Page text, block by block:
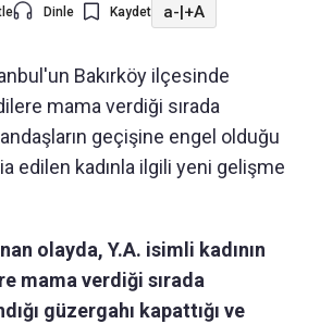
Dinle Kaydet a-|+A
Bakırköy ilçesinde
mama verdiği sırada
geçişine engel olduğu
edilen kadınla ilgili yeni gelişme
olayda, Y.A. isimli kadının
mama verdiği sırada
güzergahı kapattığı ve